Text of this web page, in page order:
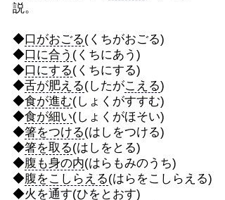
説。
◆口がおごる(くちがおごる)
◆口に合う (くちにあう)
◆口にする(くちにする)
◆舌が肥える(したがこえる)
◆食が進む(しょくがすすむ)
◆食が細い(しょくがほそい)
◆箸をつける(はしをつける)
◆箸を取る(はしをとる)
◆腹も身の内(はらもみのうち)
◆腹をこしらえる(はらをこしらえる)
◆火を通す(ひをとおす)